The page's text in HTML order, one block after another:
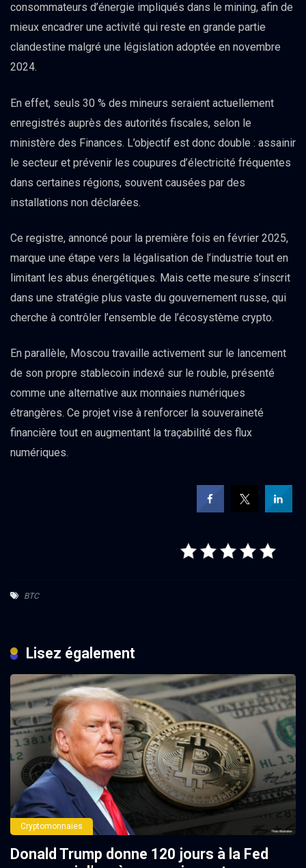
consommateurs d’énergie impliqués dans le mining, afin de
mieux encadrer une activité qui reste en grande partie
clandestine malgré une législation adoptée en novembre
2024.
En effet, seuls 30 % des mineurs seraient actuellement
enregistrés auprès des autorités fiscales, selon le
ministère des Finances. L’objectif est donc double : assainir
le secteur et prévenir les coupures d’électricité fréquentes
dans certaines régions, souvent causées par des
installations non déclarées.
Ce registre, annoncé pour la première fois en février 2025,
marque une étape vers la légalisation de l’industrie tout en
limitant les abus énergétiques. Mais cette mesure s’inscrit
dans une stratégie plus vaste du gouvernement russe, qui
cherche à contrôler l’ensemble de l’écosystème crypto.
En parallèle, Moscou travaille activement sur le lancement
de son propre stablecoin indexé sur le rouble, présenté
comme une alternative aux monnaies numériques
étrangères. Ce projet vise à renforcer la souveraineté
financière tout en augmentant la traçabilité des flux
numériques.
BTC
Lisez également
Cryptomonnaies
Donald Trump donne 120 jours à la Fed